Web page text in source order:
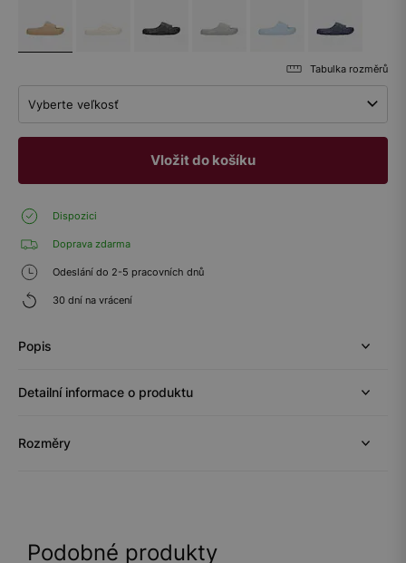
Tabulka rozměrů
Vyberte veľkosť
Vložit do košíku
Dispozici
Doprava zdarma
Odeslání do 2-5 pracovních dnů
30 dní na vrácení
Popis
Detailní informace o produktu
Rozměry
Podobné produkty